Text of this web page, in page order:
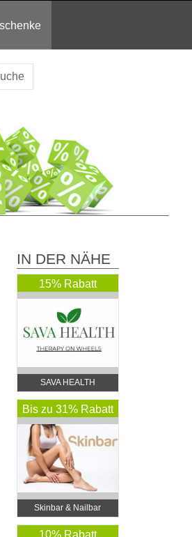
IN DER NÄHE
15% Rabatt
SAVA HEALTH
Bis zu 31% Rabatt
Skinbar & Nailbar
10% Rabatt